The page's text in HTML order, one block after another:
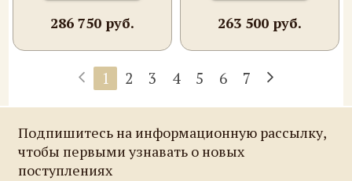
286 750 руб. 263 500 руб.
1 2 3 4 5 6 7
Подпишитесь на информационную рассылку,
чтобы первыми узнавать о новых
поступлениях